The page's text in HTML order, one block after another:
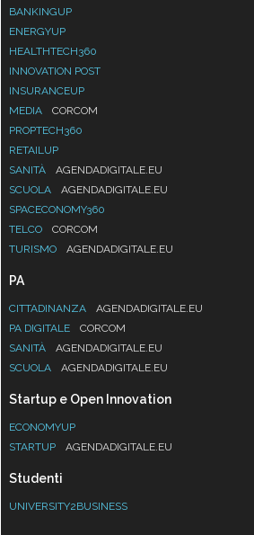
BANKINGUP
ENERGYUP
HEALTHTECH360
INNOVATION POST
INSURANCEUP
MEDIA
CORCOM
PROPTECH360
RETAILUP
SANITÀ
AGENDADIGITALE.EU
SCUOLA
AGENDADIGITALE.EU
SPACECONOMY360
TELCO
CORCOM
TURISMO
AGENDADIGITALE.EU
PA
CITTADINANZA
AGENDADIGITALE.EU
PA DIGITALE
CORCOM
SANITÀ
AGENDADIGITALE.EU
SCUOLA
AGENDADIGITALE.EU
Startup e Open Innovation
ECONOMYUP
STARTUP
AGENDADIGITALE.EU
Studenti
UNIVERSITY2BUSINESS